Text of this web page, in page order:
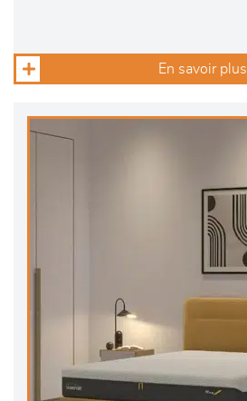
En savoir plus